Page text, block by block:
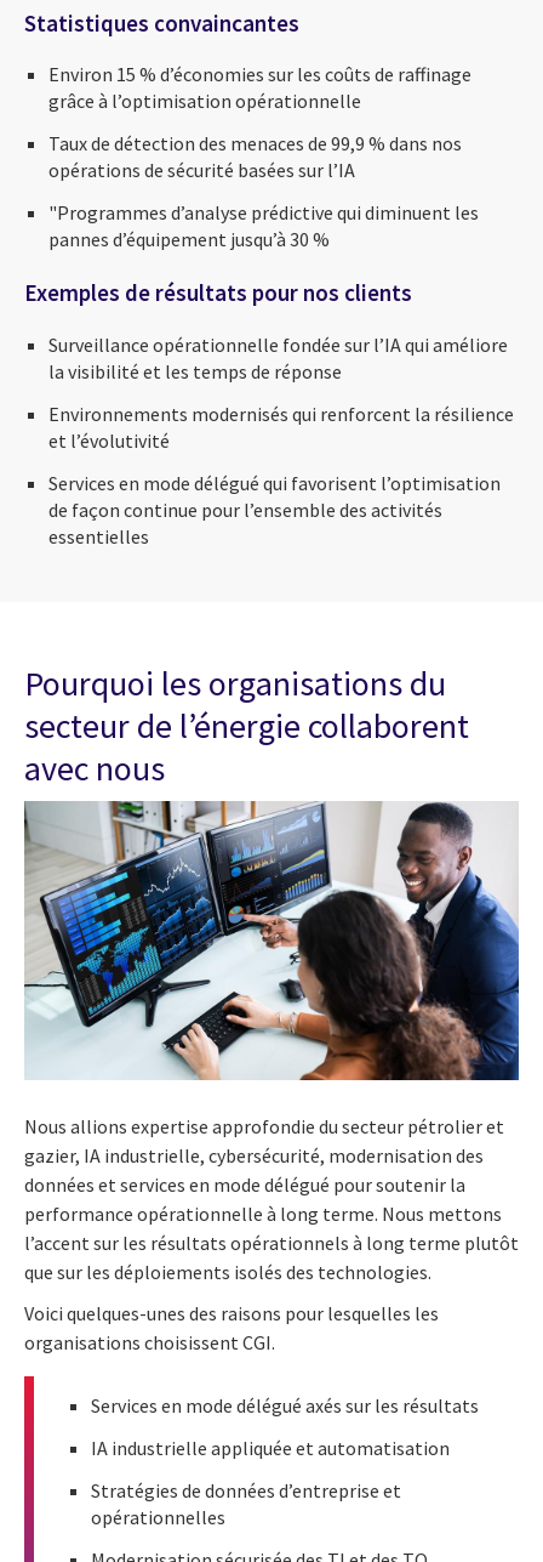
Statistiques convaincantes
Environ 15 % d’économies sur les coûts de raffinage
grâce à l’optimisation opérationnelle
Taux de détection des menaces de 99,9 % dans nos
opérations de sécurité basées sur l’IA
"Programmes d’analyse prédictive qui diminuent les
pannes d’équipement jusqu’à 30 %
Exemples de résultats pour nos clients
Surveillance opérationnelle fondée sur l’IA qui améliore
la visibilité et les temps de réponse
Environnements modernisés qui renforcent la résilience
et l’évolutivité
Services en mode délégué qui favorisent l’optimisation
de façon continue pour l’ensemble des activités
essentielles
Pourquoi les organisations du
secteur de l’énergie collaborent
avec nous
Nous allions expertise approfondie du secteur pétrolier et
gazier, IA industrielle, cybersécurité, modernisation des
données et services en mode délégué pour soutenir la
performance opérationnelle à long terme. Nous mettons
l’accent sur les résultats opérationnels à long terme plutôt
que sur les déploiements isolés des technologies.
Voici quelques-unes des raisons pour lesquelles les
organisations choisissent CGI.
Services en mode délégué axés sur les résultats
IA industrielle appliquée et automatisation
Stratégies de données d’entreprise et
opérationnelles